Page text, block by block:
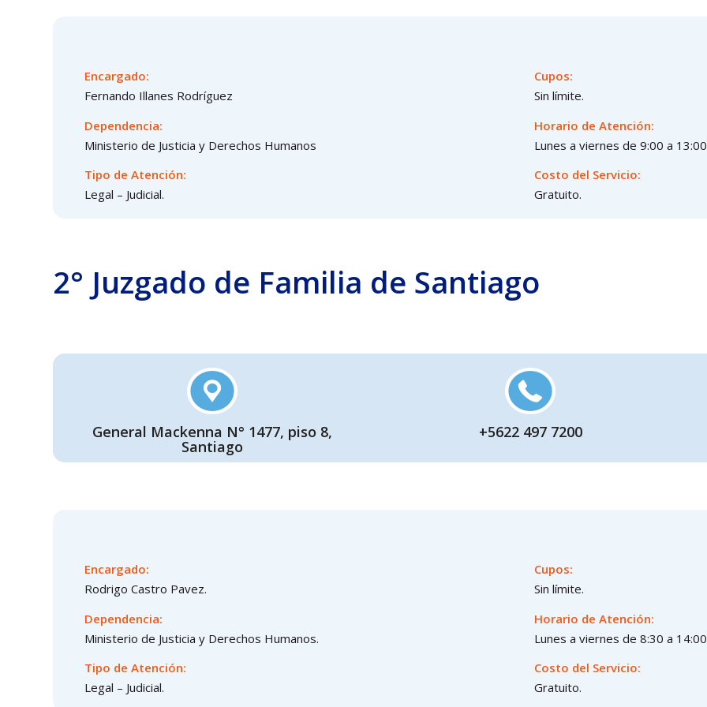
Encargado:
Fernando Illanes Rodríguez
Dependencia:
Ministerio de Justicia y Derechos Humanos
Tipo de Atención:
Legal – Judicial.
Cupos:
Sin límite.
Horario de Atención:
Lunes a viernes de 9:00 a
Costo del Servicio:
Gratuito.
2° Juzgado de Familia de Santiago
General Mackenna N° 1477, piso 8,
Santiago
+5622 497 7200
Encargado:
Rodrigo Castro Pavez.
Dependencia:
Ministerio de Justicia y Derechos Humanos.
Tipo de Atención:
Legal – Judicial.
Cupos:
Sin límite.
Horario de Atención:
Lunes a viernes de 8:30 a
Costo del Servicio:
Gratuito.